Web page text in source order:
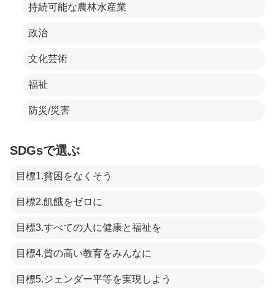
持続可能な農林水産業
政治
文化芸術
福祉
防災/災害
SDGsで選ぶ
目標1.貧困をなくそう
目標2.飢餓をゼロに
目標3.すべての人に健康と福祉を
目標4.質の高い教育をみんなに
目標5.ジェンダー平等を実現しよう